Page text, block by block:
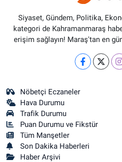
Siyaset, Gündem, Politika,
kategori de Kahramanmaraş
erişim sağlayın! Maraş'tan en
Nöbetçi Eczaneler
Hava Durumu
Trafik Durumu
Puan Durumu ve Fikstür
Tüm Manşetler
Son Dakika Haberleri
Haber Arşivi